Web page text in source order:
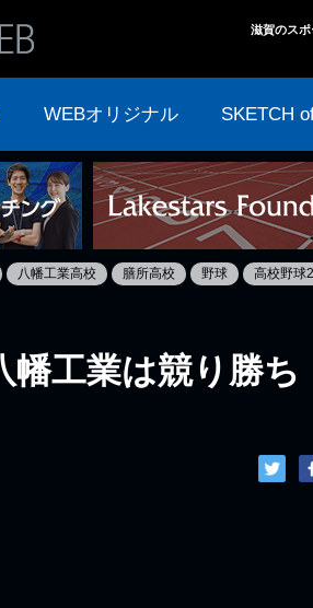
滋賀のスポ
WEBオリジナル SKETCH
八幡工業高校 膳所高校 野球 高校野球
幡工業は競り勝ち